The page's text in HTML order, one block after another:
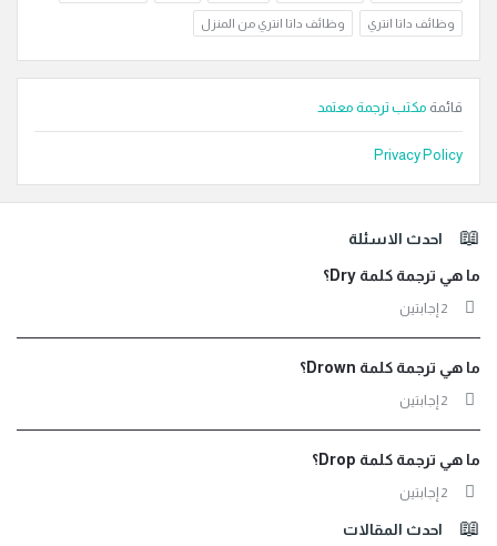
وظائف داتا انتري وظائف داتا انتري من المنزل
قائمة مكتب ترجمة معتمد
Privacy Policy
الفوتراحدث الاسئلة
ما هي ترجمة كلمة Dry؟
‫2 إجابتين
ما هي ترجمة كلمة Drown؟
‫2 إجابتين
ما هي ترجمة كلمة Drop؟
‫2 إجابتين
احدث المقالات